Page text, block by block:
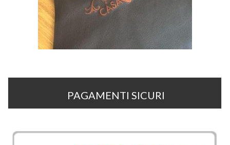
PAGAMENTI SICURI